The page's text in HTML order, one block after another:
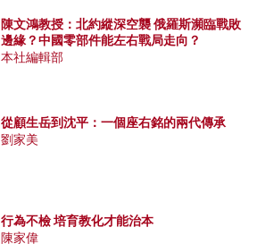
陳文鴻教授：北約縱深空襲 俄羅斯瀕臨戰敗
邊緣？中國零部件能左右戰局走向？
本社編輯部
從顧生岳到沈平：一個座右銘的兩代傳承
劉家美
行為不檢 培育教化才能治本
陳家偉